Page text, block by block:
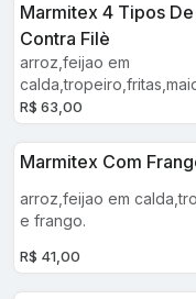
Marmitex 4 Tipos De Carnes Com
Contra Filè
arroz,feijao em
ica e frango.
R$ 63,00
Marmitex
arroz,feijao em
e frango.
R$ 41,00